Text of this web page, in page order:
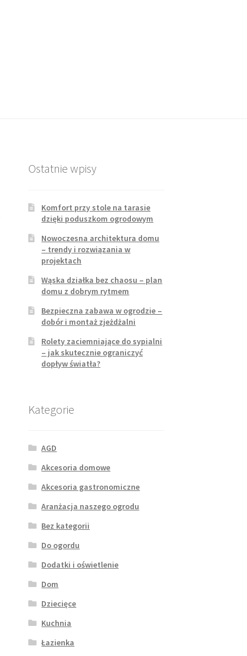
Ostatnie wpisy
Komfort przy stole na tarasie
dzięki poduszkom ogrodowym
Nowoczesna architektura domu
– trendy i rozwiązania w
projektach
Wąska działka bez chaosu – plan
domu z dobrym rytmem
Bezpieczna zabawa w ogrodzie –
dobór i montaż zjeżdżalni
Rolety zaciemniające do sypialni
– jak skutecznie ograniczyć
dopływ światła?
Kategorie
AGD
Akcesoria domowe
Akcesoria gastronomiczne
Aranżacja naszego ogrodu
Bez kategorii
Do ogordu
Dodatki i oświetlenie
Dom
Dziecięce
Kuchnia
Łazienka